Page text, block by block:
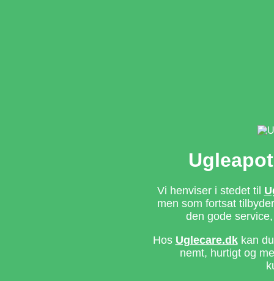
Vi henviser i stedet til
men som fortsat
den gode
Hos Uglecare.dkkan du
nemt, hurtigt og